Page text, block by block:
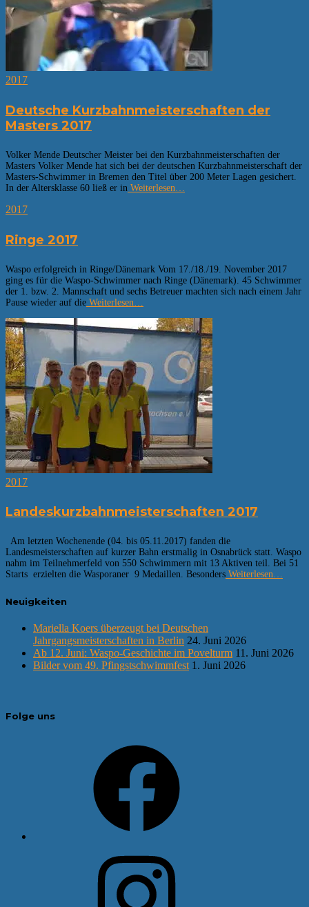
2017
Deutsche Kurzbahnmeisterschaften der
Masters 2017
Volker Mende Deutscher Meister bei den Kurzbahnmeisterschaften der
Masters Volker Mende hat sich bei der deutschen Kurzbahnmeisterschaft der
Masters-Schwimmer in Bremen den Titel über 200 Meter Lagen gesichert.
In der Altersklasse 60 ließ er in Weiterlesen…
2017
Ringe 2017
Waspo erfolgreich in Ringe/Dänemark Vom 17./18./19. November 2017
ging es für die Waspo-Schwimmer nach Ringe (Dänemark). 45 Schwimmer
der 1. bzw. 2. Mannschaft und sechs Betreuer machten sich nach einem Jahr
Pause wieder auf die Weiterlesen…
2017
Landeskurzbahnmeisterschaften 2017
Am letzten Wochenende (04. bis 05.11.2017) fanden die
Landesmeisterschaften auf kurzer Bahn erstmalig in Osnabrück statt. Waspo
nahm im Teilnehmerfeld von 550 Schwimmern mit 13 Aktiven teil. Bei 51
Starts erzielten die Wasporaner 9 Medaillen. Besonders Weiterlesen…
Neuigkeiten
Mariella Koers überzeugt bei Deutschen
Jahrgangsmeisterschaften in Berlin 24. Juni 2026
Ab 12. Juni: Waspo-Geschichte im Povelturm 11. Juni 2026
Bilder vom 49. Pfingstschwimmfest 1. Juni 2026
Folge uns